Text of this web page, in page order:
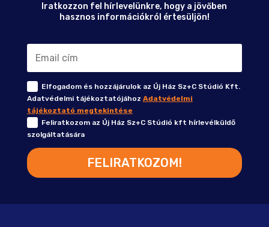
Iratkozzon fel hírlevelünkre, hogy a jövőben
hasznos információkról értesüljön!
Elfogadom és hozzájárulok az Új Ház Sz+C Stúdió Kft.
Adatvédelmi tájékoztatójához Adatvédelmi
tájékoztató megtekintése
Feliratkozom az Új Ház Sz+C Stúdió kft hírlevélküldő
szolgáltatására
FELIRATKOZOM!